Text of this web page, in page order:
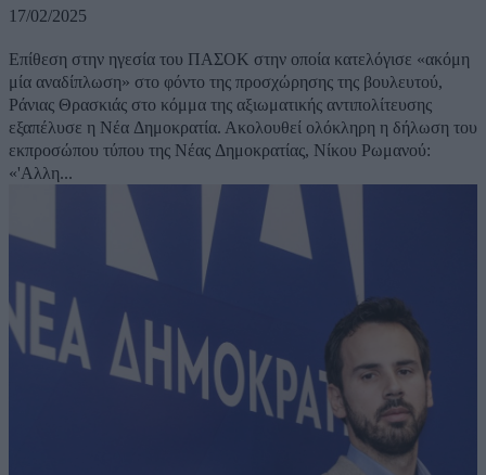
17/02/2025
Επίθεση στην ηγεσία του ΠΑΣΟΚ στην οποία κατελόγισε «ακόμη
μία αναδίπλωση» στο φόντο της προσχώρησης της βουλευτού,
Ράνιας Θρασκιάς στο κόμμα της αξιωματικής αντιπολίτευσης
εξαπέλυσε η Νέα Δημοκρατία. Ακολουθεί ολόκληρη η δήλωση του
εκπροσώπου τύπου της Νέας Δημοκρατίας, Νίκου Ρωμανού:
«'Αλλη...